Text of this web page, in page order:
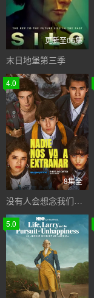
更新至06集
末日地堡第三季
4.0
8集全
没有人会想念我们第一季
5.0